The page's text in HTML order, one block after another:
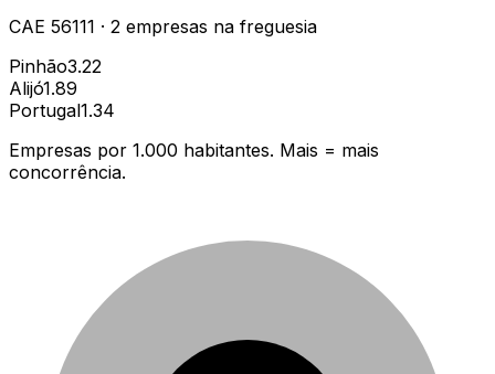
CAE 56111 · 2 empresas na freguesia
Pinhão3.22
Alijó1.89
Portugal1.34
Empresas por 1.000 habitantes. Mais = mais
concorrência.